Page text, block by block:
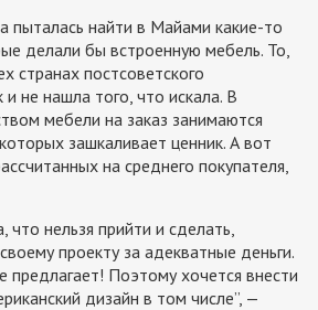
пыталась найти в Майами какие-то
делали бы встроенную мебель. То,
странах постсоветского
не нашла того, что искала. В
мебели на заказ занимаются
зашкаливает ценник. А вот
на среднего покупателя,
что нельзя прийти и сделать,
проекту за адекватные деньги.
Поэтому хочется внести
дизайн в том числе”, —